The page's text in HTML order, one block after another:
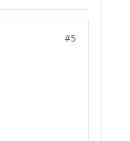
#5